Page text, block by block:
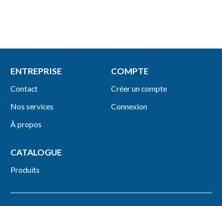
ENTREPRISE
Contact
Nos services
À propos
COMPTE
Créer un compte
Connexion
CATALOGUE
Produits